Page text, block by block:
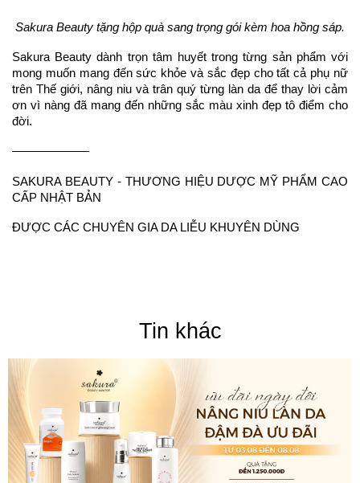
Sakura Beauty tặng hộp quà sang trọng gói kèm hoa hồng sáp.
Sakura Beauty dành trọn tâm huyết trong từng sản phẩm với
mong muốn mang đến sức khỏe và sắc đẹp cho tất cả phụ nữ
trên Thế giới, nâng niu và trân quý từng làn da để thay lời cảm
ơn vì nàng đã mang đến những sắc màu xinh đẹp tô điểm cho
đời.
––––––––––––
SAKURA BEAUTY - THƯƠNG HIỆU DƯỢC MỸ PHẨM CAO
CẤP NHẬT BẢN
ĐƯỢC CÁC CHUYÊN GIA DA LIỄU KHUYÊN DÙNG
Tin khác